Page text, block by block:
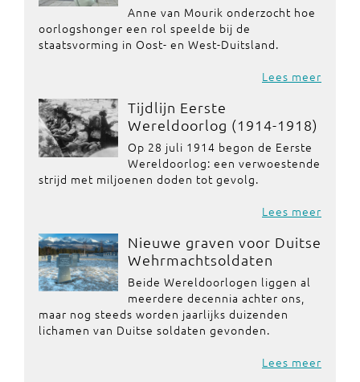
Anne van Mourik onderzocht hoe
oorlogshonger een rol speelde bij de
staatsvorming in Oost- en West-Duitsland.
Lees meer
Tijdlijn Eerste
Wereldoorlog (1914-1918)
Op 28 juli 1914 begon de Eerste
Wereldoorlog: een verwoestende
strijd met miljoenen doden tot gevolg.
Lees meer
Nieuwe graven voor Duitse
Wehrmachtsoldaten
Beide Wereldoorlogen liggen al
meerdere decennia achter ons,
maar nog steeds worden jaarlijks duizenden
lichamen van Duitse soldaten gevonden.
Lees meer